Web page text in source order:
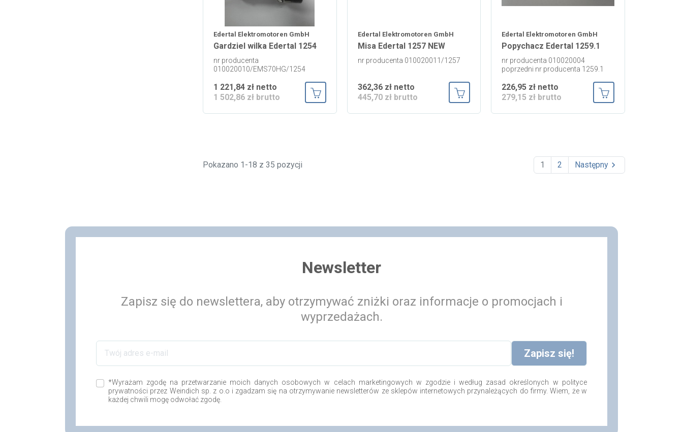
Edertal Elektromotoren GmbH
Gardziel wilka Edertal 1254
nr producenta
010020010/EMS70HG/1254
1 221,84 zł netto
1 502,86 zł brutto
Edertal Elektromotoren GmbH
Misa Edertal 1257 NEW
nr producenta 010020011/1257
362,36 zł netto
445,70 zł brutto
Edertal Elektromotoren GmbH
Popychacz Edertal 1259.1
nr producenta 010020004
poprzedni nr producenta 1259.1
226,95 zł netto
279,15 zł brutto
Pokazano 1-18 z 35 pozycji 1 2 Następny
Newsletter
Zapisz się do newslettera, aby otrzymywać zniżki oraz informacje o promocjach i
wyprzedażach.
*Wyrażam zgodę na przetwarzanie moich danych osobowych w celach marketingowych w zgodzie i według zasad określonych w polityce
prywatności przez Weindich sp. z o.o i zgadzam się na otrzymywanie newsletterów ze sklepów internetowych przynależących do firmy. Wiem, że w
każdej chwili mogę odwołać zgodę.